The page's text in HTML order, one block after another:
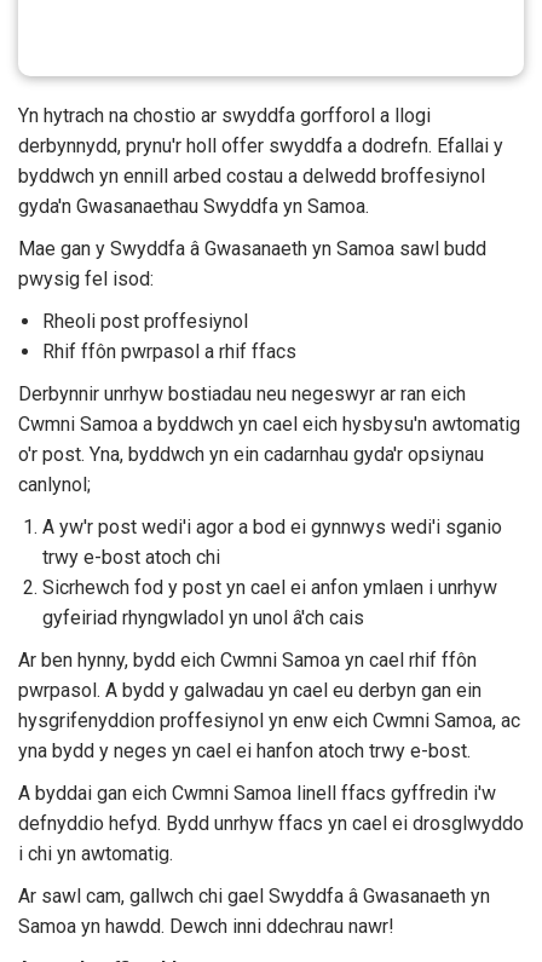
Yn hytrach na chostio ar swyddfa gorfforol a llogi
derbynnydd, prynu'r holl offer swyddfa a dodrefn. Efallai y
byddwch yn ennill arbed costau a delwedd broffesiynol
gyda'n Gwasanaethau Swyddfa yn Samoa.
Mae gan y Swyddfa â Gwasanaeth yn Samoa sawl budd
pwysig fel isod:
Rheoli post proffesiynol
Rhif ffôn pwrpasol a rhif ffacs
Derbynnir unrhyw bostiadau neu negeswyr ar ran eich
Cwmni Samoa a byddwch yn cael eich hysbysu'n awtomatig
o'r post. Yna, byddwch yn ein cadarnhau gyda'r opsiynau
canlynol;
A yw'r post wedi'i agor a bod ei gynnwys wedi'i sganio
trwy e-bost atoch chi
Sicrhewch fod y post yn cael ei anfon ymlaen i unrhyw
gyfeiriad rhyngwladol yn unol â'ch cais
Ar ben hynny, bydd eich Cwmni Samoa yn cael rhif ffôn
pwrpasol. A bydd y galwadau yn cael eu derbyn gan ein
hysgrifenyddion proffesiynol yn enw eich Cwmni Samoa, ac
yna bydd y neges yn cael ei hanfon atoch trwy e-bost.
A byddai gan eich Cwmni Samoa linell ffacs gyffredin i'w
defnyddio hefyd. Bydd unrhyw ffacs yn cael ei drosglwyddo
i chi yn awtomatig.
Ar sawl cam, gallwch chi gael Swyddfa â Gwasanaeth yn
Samoa yn hawdd. Dewch inni ddechrau nawr!